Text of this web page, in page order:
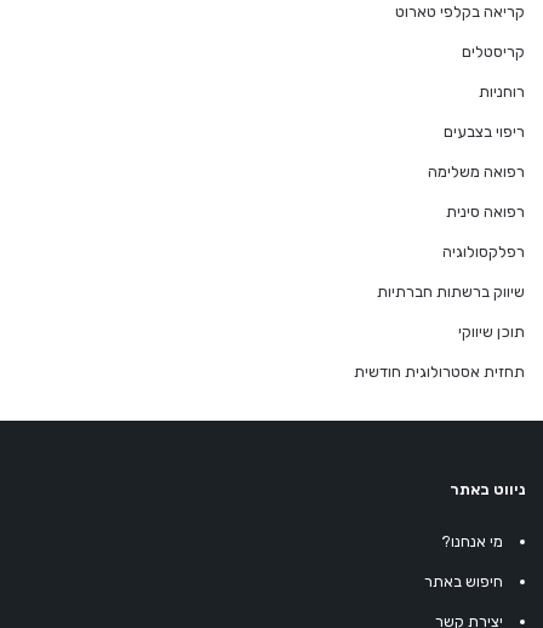
קריאה בקלפי טארוט
קריסטלים
רוחניות
ריפוי בצבעים
רפואה משלימה
רפואה סינית
רפלקסולוגיה
שיווק ברשתות חברתיות
תוכן שיווקי
תחזית אסטרולוגית חודשית
ניווט באתר
מי אנחנו?
חיפוש באתר
יצירת קשר